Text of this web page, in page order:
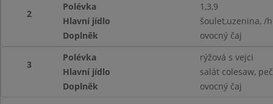
2
Polévka
1,3,9
Hlavní jídlo
šoulet,uzenina, /
Doplněk
ovocný čaj
3
Polévka
rýžová s vejci
Hlavní jídlo
salát colesaw,
Doplněk
ovocný čaj